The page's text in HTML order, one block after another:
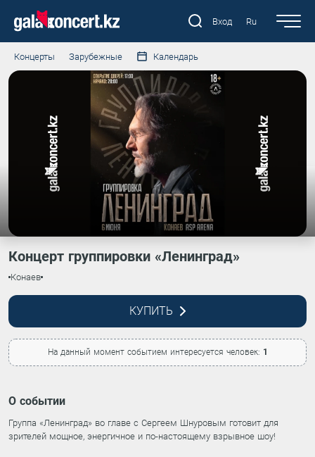
Вход Ru
Концерты Зарубежные Календарь
Концерт группировки «Ленинград»
Конаев
КУПИТЬ
На данный момент событием интересуется человек: 1
О событии
Группа «Ленинград» во главе с Сергеем Шнуровым готовит для
зрителей мощное, энергичное и по-настоящему взрывное шоу!